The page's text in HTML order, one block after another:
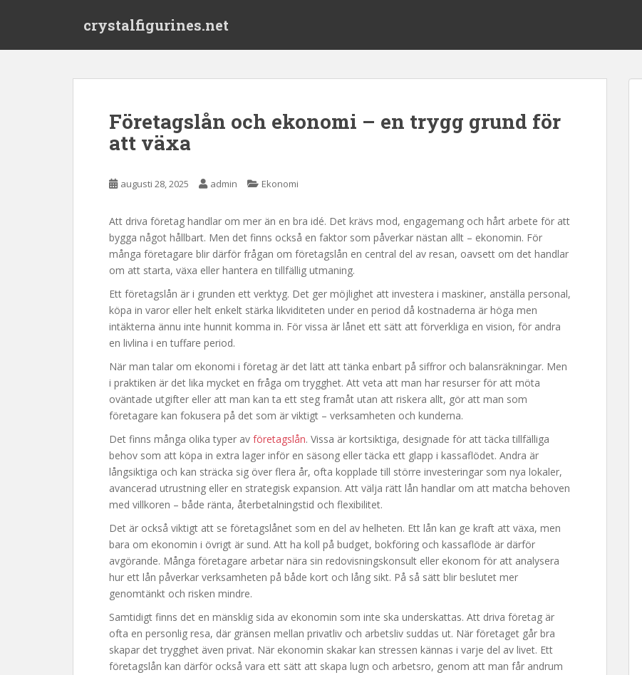
crystalfigurines.net
Företagslån och ekonomi – en trygg grund för
att växa
augusti 28, 2025 admin Ekonomi
Att driva företag handlar om mer än en bra idé. Det krävs mod, engagemang och hårt arbete för att
bygga något hållbart. Men det finns också en faktor som påverkar nästan allt – ekonomin. För
många företagare blir därför frågan om företagslån en central del av resan, oavsett om det handlar
om att starta, växa eller hantera en tillfällig utmaning.
Ett företagslån är i grunden ett verktyg. Det ger möjlighet att investera i maskiner, anställa personal,
köpa in varor eller helt enkelt stärka likviditeten under en period då kostnaderna är höga men
intäkterna ännu inte hunnit komma in. För vissa är lånet ett sätt att förverkliga en vision, för andra
en livlina i en tuffare period.
När man talar om ekonomi i företag är det lätt att tänka enbart på siffror och balansräkningar. Men
i praktiken är det lika mycket en fråga om trygghet. Att veta att man har resurser för att möta
oväntade utgifter eller att man kan ta ett steg framåt utan att riskera allt, gör att man som
företagare kan fokusera på det som är viktigt – verksamheten och kunderna.
Det finns många olika typer av företagslån. Vissa är kortsiktiga, designade för att täcka tillfälliga
behov som att köpa in extra lager inför en säsong eller täcka ett glapp i kassaflödet. Andra är
långsiktiga och kan sträcka sig över flera år, ofta kopplade till större investeringar som nya lokaler,
avancerad utrustning eller en strategisk expansion. Att välja rätt lån handlar om att matcha behoven
med villkoren – både ränta, återbetalningstid och flexibilitet.
Det är också viktigt att se företagslånet som en del av helheten. Ett lån kan ge kraft att växa, men
bara om ekonomin i övrigt är sund. Att ha koll på budget, bokföring och kassaflöde är därför
avgörande. Många företagare arbetar nära sin redovisningskonsult eller ekonom för att analysera
hur ett lån påverkar verksamheten på både kort och lång sikt. På så sätt blir beslutet mer
genomtänkt och risken mindre.
Samtidigt finns det en mänsklig sida av ekonomin som inte ska underskattas. Att driva företag är
ofta en personlig resa, där gränsen mellan privatliv och arbetsliv suddas ut. När företaget går bra
skapar det trygghet även privat. När ekonomin skakar kan stressen kännas i varje del av livet. Ett
företagslån kan därför också vara ett sätt att skapa lugn och arbetsro, genom att man får andrum